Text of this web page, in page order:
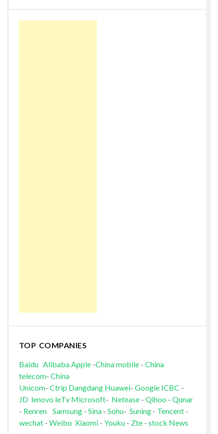
TOP COMPANIES
Baidu AlibabaApple-China mobile- China
telecom- China
Unicom- Ctrip Dangdang Huawei- Google ICBC -
JD lenovo leTv Microsoft- Netease- Qihoo - Qunar
- Renren Samsung- Sina- Sohu- Suning- Tencent-
wechat - Weibo Xiaomi- Youku - Zte- stock News